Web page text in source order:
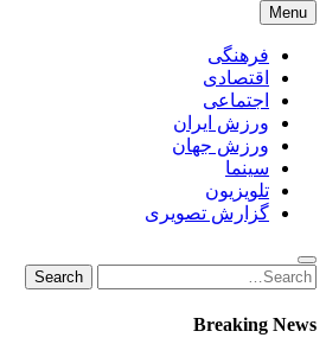
پایگاه خبری 100 درصد نیوز
پایگاه خبری 100 درصد نیوز
Menu
فرهنگی
اقتصادی
اجتماعی
ورزش ایران
ورزش جهان
سینما
تلویزیون
گزارش تصویری
Search
for:
Search
Breaking News